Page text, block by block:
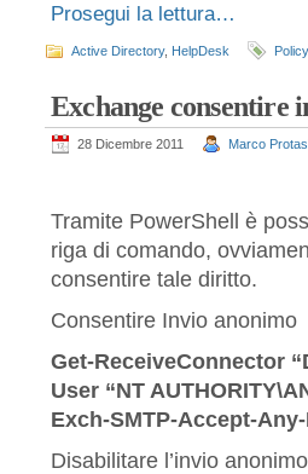
Prosegui la lettura…
Active Directory, HelpDesk Policy
Exchange consentire
28 Dicembre 2011 Marco
Tramite PowerShell è
riga di comando,
consentire tale diritto.
Consentire Invio anonimo
Get-ReceiveConnector
User “NT
Exch-SMTP-Accept-
Disabilitare l’invio anonimo